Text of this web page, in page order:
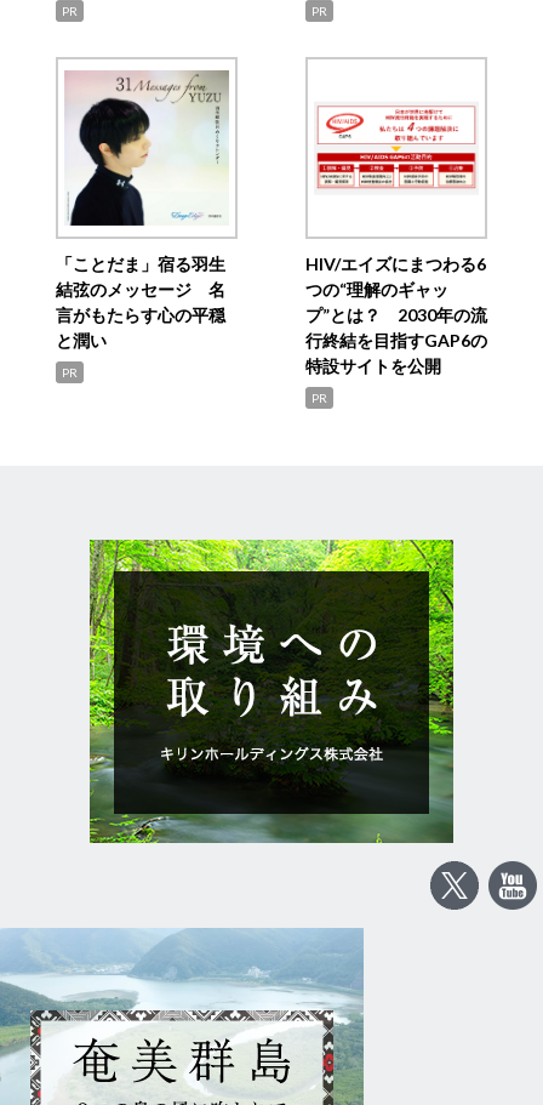
PR PR
「ことだま」宿る羽生
結弦のメッセージ 名
言がもたらす心の平穏
と潤い
PR
HIV/エイズにまつわる6
つの“理解のギャッ
プ”とは？ 2030年の流
行終結を目指すGAP6の
特設サイトを公開
PR